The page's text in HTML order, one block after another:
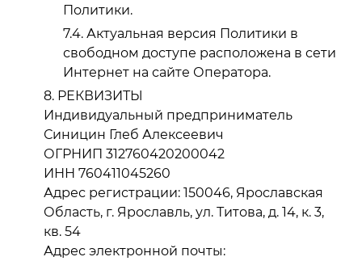
Политики.
Актуальная версия Политики в
свободном доступе расположена в сети
Интернет на сайте Оператора.
РЕКВИЗИТЫ
Индивидуальный предприниматель
Синицин Глеб Алексеевич
ОГРНИП 312760420200042
ИНН 760411045260
Адрес регистрации: 150046, Ярославская
Область, г. Ярославль, ул. Титова, д. 14, к. 3,
кв. 54
Адрес электронной почты: